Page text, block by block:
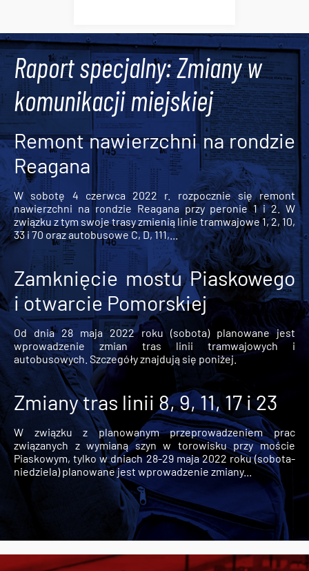
Raport specjalny: Zmiany w
komunikacji miejskiej
Remont nawierzchni na rondzie
Reagana
W sobotę 4 czerwca 2022 r. rozpocznie się remont
nawierzchni na rondzie Reagana przy peronie 1 i 2. W
związku z tym swoje trasy zmienią linie tramwajowe 1, 2, 10,
33 i 70 oraz autobusowe C, D, 111,...
Zamknięcie mostu Piaskowego
i otwarcie Pomorskiej
Od dnia 28 maja 2022 roku (sobota) planowane jest
wprowadzenie zmian tras linii tramwajowych i
autobusowych. Szczegóły znajdują się poniżej.
Zmiany tras linii 8, 9, 11, 17 i 23
W związku z planowanym przeprowadzeniem prac
związanych z wymianą szyn w torowisku przy moście
Piaskowym, tylko w dniach 28-29 maja 2022 roku (sobota-
niedziela) planowane jest wprowadzenie zmiany...